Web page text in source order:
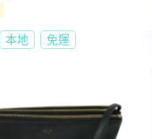
本地 免運